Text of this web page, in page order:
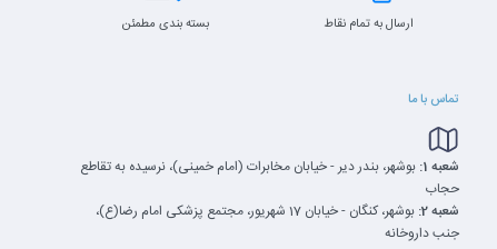
ارسال به تمام نقاط بسته بندی مطمئن
تماس با ما
شعبه 1:
بوشهر، بندر دیر - خیابان مخابرات (امام خمینی)، نرسیده به تقاطع
حجاب
شعبه 2:
بوشهر، کنگان - خیابان 17 شهریور، مجتمع پزشکی امام رضا(ع)،
جنب داروخانه